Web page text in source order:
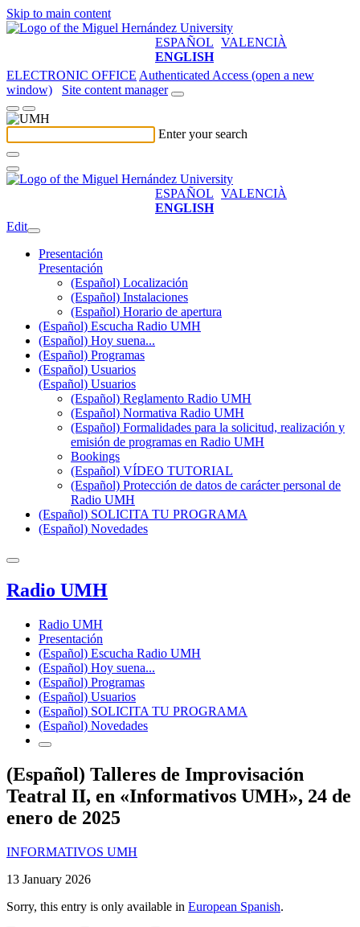
Skip to main content
ESPAÑOL VALENCIÀ
ENGLISH
ELECTRONIC OFFICE Authenticated Access (open a new
window)
Site content manager
Enter your search
ESPAÑOL VALENCIÀ
ENGLISH
Edit
Presentación
Presentación
(Español) Localización
(Español) Instalaciones
(Español) Horario de apertura
(Español) Escucha Radio UMH
(Español) Hoy suena...
(Español) Programas
(Español) Usuarios
(Español) Usuarios
(Español) Reglamento Radio UMH
(Español) Normativa Radio UMH
(Español) Formalidades para la solicitud, realización y
emisión de programas en Radio UMH
Bookings
(Español) VÍDEO TUTORIAL
(Español) Protección de datos de carácter personal de
Radio UMH
(Español) SOLICITA TU PROGRAMA
(Español) Novedades
Radio UMH
Radio UMH
Presentación
(Español) Escucha Radio UMH
(Español) Hoy suena...
(Español) Programas
(Español) Usuarios
(Español) SOLICITA TU PROGRAMA
(Español) Novedades
(Español) Talleres de Improvisación
Teatral II, en «Informativos UMH», 24 de
enero de 2025
INFORMATIVOS UMH
13 January 2026
Sorry, this entry is only available in European Spanish.